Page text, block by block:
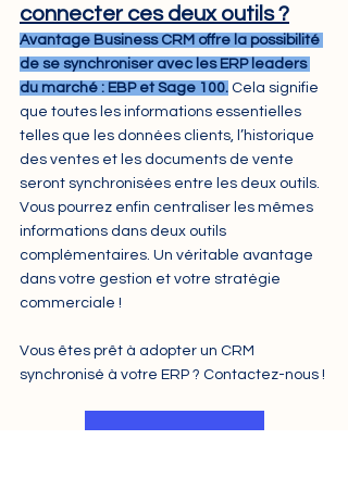
connecter ces deux outils ?
Avantage Business CRM offre la possibilité
de se synchroniser avec les ERP leaders
du marché : EBP et Sage 100. Cela signifie
que toutes les informations essentielles
telles que les données clients, l’historique
des ventes et les documents de vente
seront synchronisées entre les deux outils.
Vous pourrez enfin centraliser les mêmes
informations dans deux outils
complémentaires. Un véritable avantage
dans votre gestion et votre stratégie
commerciale !
Vous êtes prêt à adopter un CRM
synchronisé à votre ERP ? Contactez-nous !